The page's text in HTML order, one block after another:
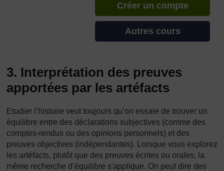
Créer un compte
Autres cours
3. Interprétation des preuves
apportées par les artéfacts
Etudier l’histoire veut toujours qu’on essaie de trouver un
équilibre entre des déclarations subjectives (comme des
comptes-rendus ou des opinions personnels) et des
preuves objectives (indépendantes). Lorsque vous explorez
les artéfacts, plutôt que des preuves écrites ou orales, la
même recherche d’équilibre s'applique. On peut dire des